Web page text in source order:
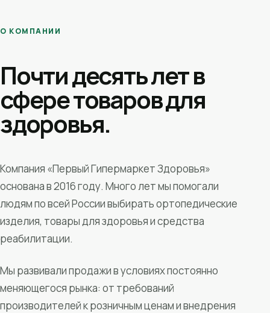
О КОМПАНИИ
Почти десять лет в
сфере товаров для
здоровья.
Компания «Первый Гипермаркет Здоровья»
основана в 2016 году. Много лет мы помогали
людям по всей России выбирать ортопедические
изделия, товары для здоровья и средства
реабилитации.
Мы развивали продажи в условиях постоянно
меняющегося рынка: от требований
производителей к розничным ценам и внедрения